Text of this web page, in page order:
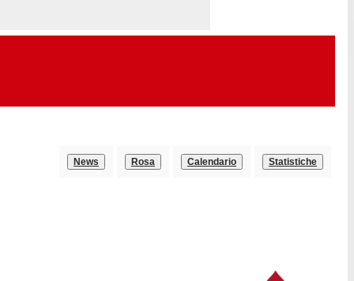
News Rosa Calendario Statistiche